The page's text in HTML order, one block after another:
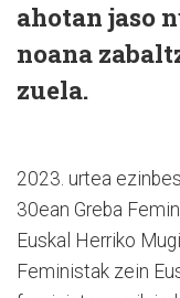
ahotan jaso
noana
zuela.
2023. urtea
30ean Greba
Euskal Herriko
Feministak zein